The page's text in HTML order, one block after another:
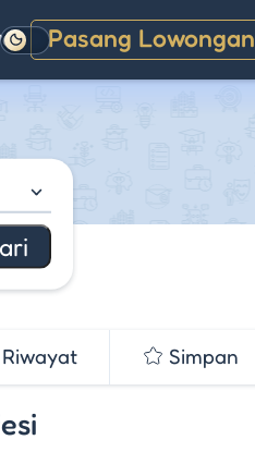
Pasang Lowongan
Gelap
Riwayat Simpan